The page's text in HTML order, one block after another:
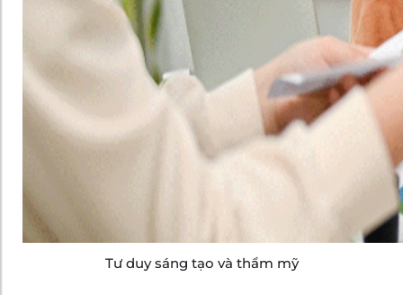
Tư duy sáng tạo và thẩm mỹ